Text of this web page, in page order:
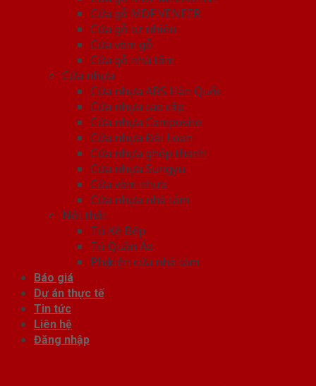
Cửa gỗ MDF VENEER
Cửa gỗ tự nhiên
Cửa vòm gỗ
Cửa gỗ nhà tắm
Cửa nhựa
Cửa nhựa ABS Hàn Quốc
Cửa nhựa cao cấp
Cửa nhựa Composite
Cửa nhựa Đài Loan
Cửa nhựa ghép thanh
Cửa nhựa Sungyu
Cửa vòm nhựa
Cửa nhựa nhà tắm
Nội thất
Tủ Kệ Bếp
Tủ Quần Áo
Phụ kiện cửa nhà tắm
Báo giá
Dự án thực tế
Tin tức
Liên hệ
Đăng nhập